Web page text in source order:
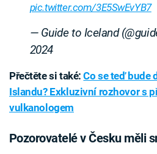
pic.twitter.com/3E5SwEvYB7
— Guide to Iceland
2024
Přečtěte si také:Co se teď bude
Islandu? Exkluzivní rozhovor s
vulkanologem
Pozorovatelé v Česku měli